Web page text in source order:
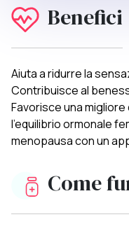
Benefici
Aiuta a ridurre la
Contribuisce al
Favorisce una
l’equilibrio ormonale
menopausa con un
Come